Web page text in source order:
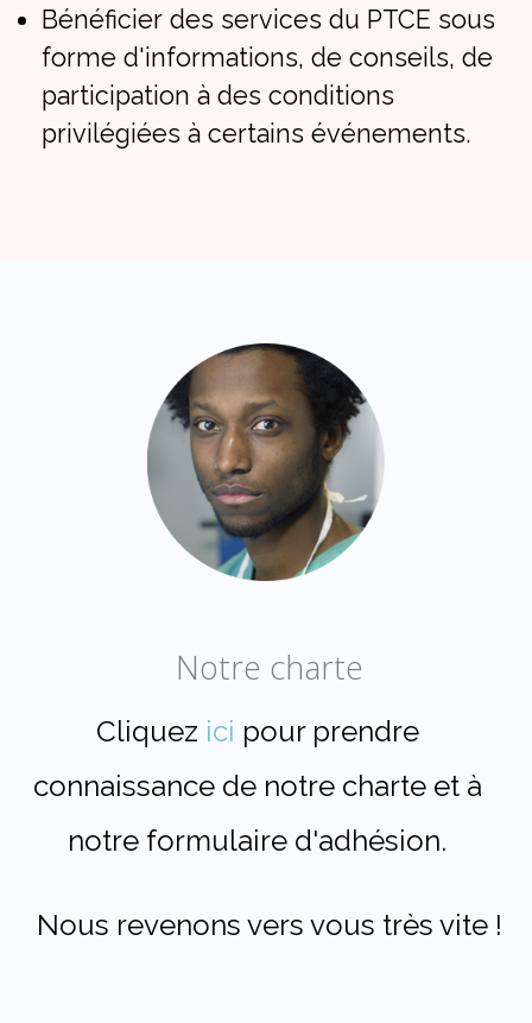
Bénéficier des services du PTCE sous
forme d'informations, de conseils, de
participation à des conditions
privilégiées à certains événements.
Notre charte
Cliquez ici pour prendre
connaissance de notre charte et à
notre formulaire d'adhésion.
Nous revenons vers vous très vite !